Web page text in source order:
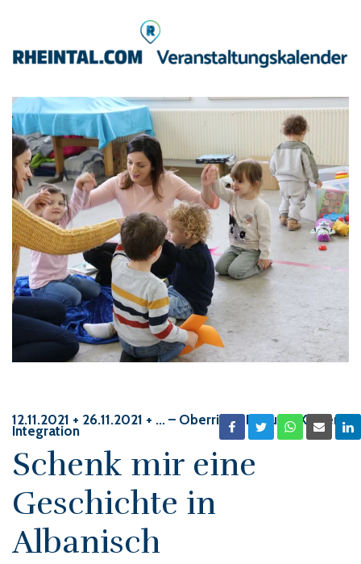
12.11.2021 + 26.11.2021 + ... – Oberriet – Bildung, Kinder,
Integration
Schenk mir eine
Geschichte in
Albanisch